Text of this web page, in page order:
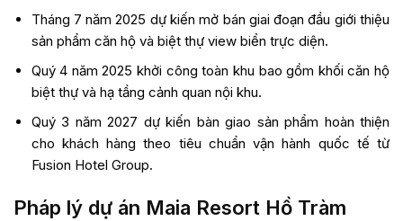
Tháng 7 năm 2025 dự kiến mở bán giai đoạn đầu giới thiệu
sản phẩm căn hộ và biệt thự view biển trực diện.
Quý 4 năm 2025 khởi công toàn khu bao gồm khối căn hộ
biệt thự và hạ tầng cảnh quan nội khu.
Quý 3 năm 2027 dự kiến bàn giao sản phẩm hoàn thiện
cho khách hàng theo tiêu chuẩn vận hành quốc tế từ
Fusion Hotel Group.
Pháp lý dự án Maia Resort Hồ Tràm